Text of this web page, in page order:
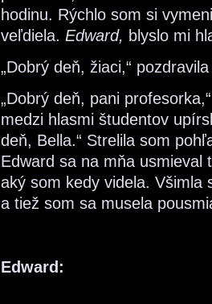
hodinu. Rýchlo som si
veľdiela. Edward, blyslo mi
„Dobrý deň, žiaci,“
„Dobrý deň, pani
medzi hlasmi študentov
deň, Bella.“ Strelila som
Edward sa na mňa
aký som kedy videla. Všimla
a tiež som sa musela
Edward: